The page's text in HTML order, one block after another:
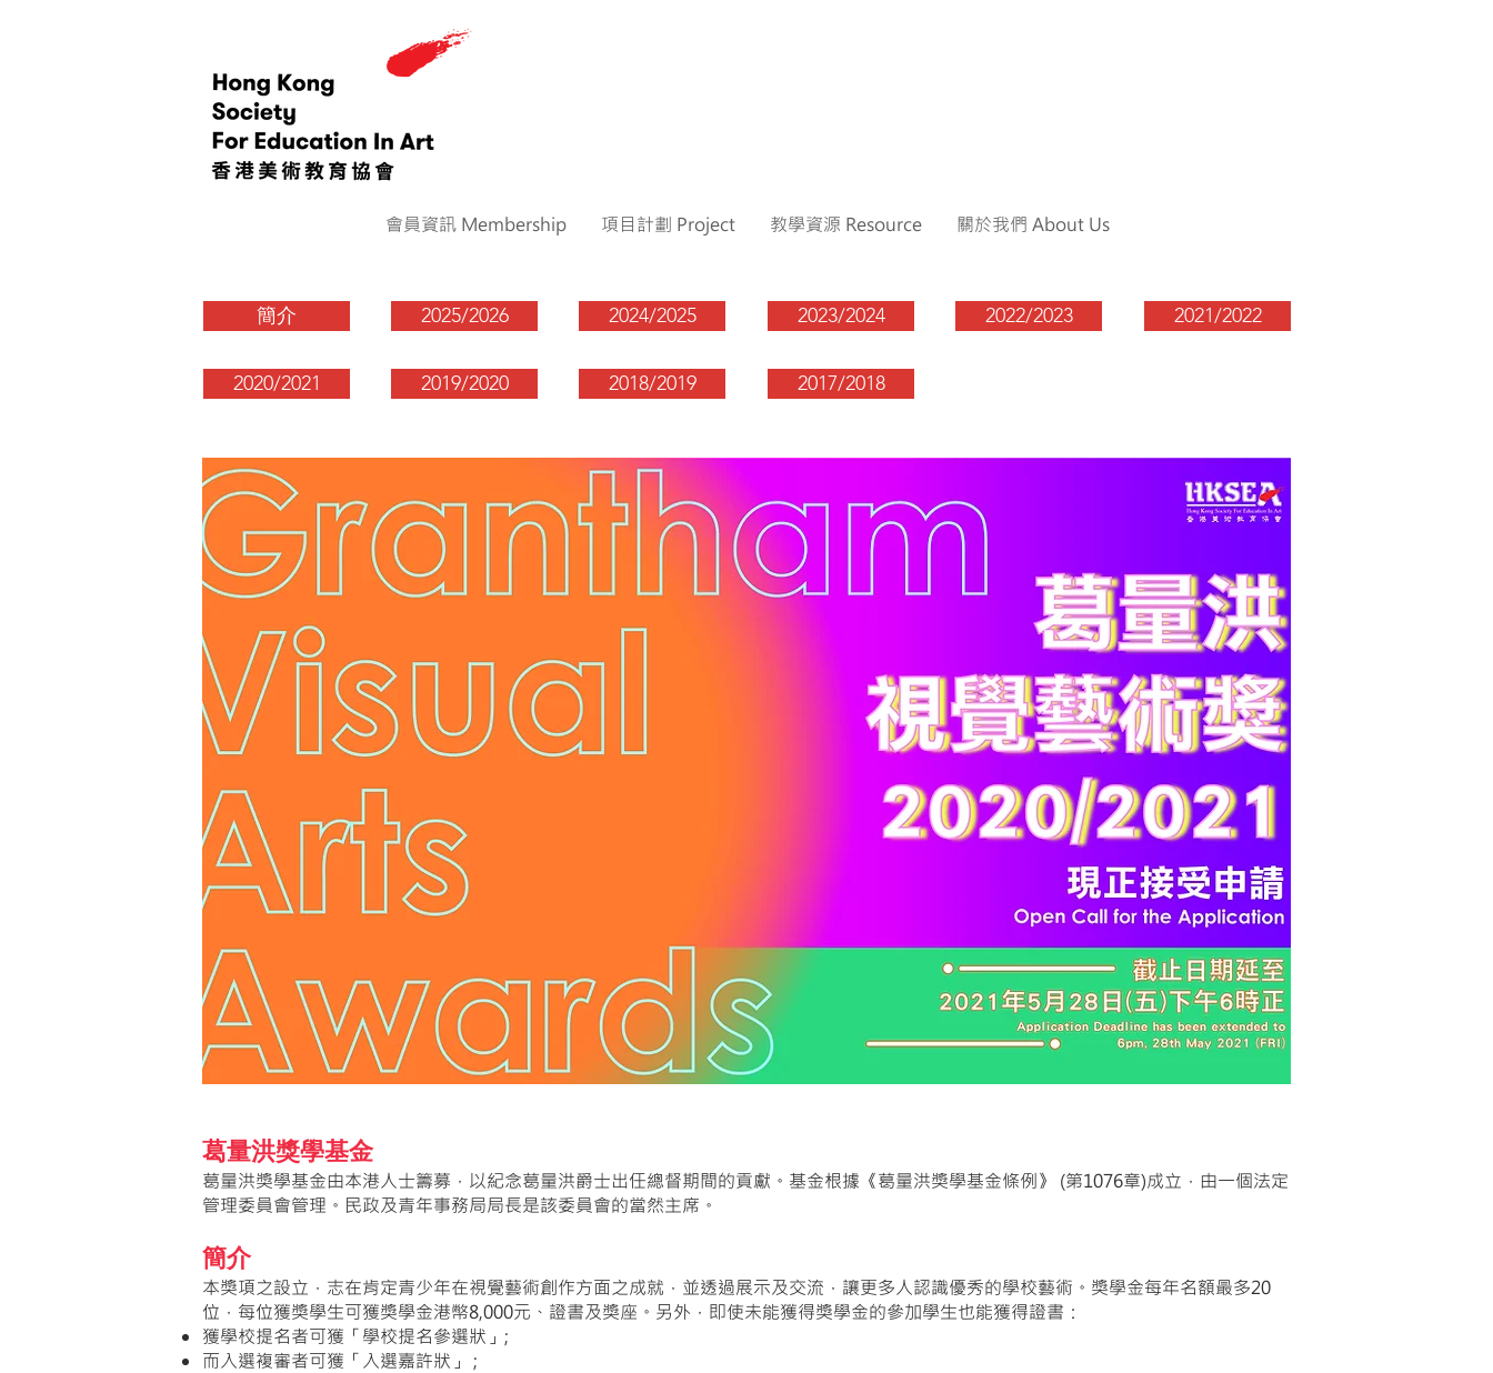
會員資訊 Membership 項目計劃 Project 教學資源 Resource 關於我們 About Us
簡介
2020/2021
2025/2026
2019/2020
2024/2025
2018/2019
2023/2024 2022/2023 2021/2022
2017/2018
葛量洪獎學基金
葛量洪獎學基金由本港人士籌募，以紀念葛量洪爵士出任總督期間的貢獻。基金根據《葛量洪獎學基金條例》 (第1076章)成立，由一個法定
管理委員會管理。民政及青年事務局局長是該委員會的當然主席。
簡介
本獎項之設立，志在肯定青少年在視覺藝術創作方面之成就，並透過展示及交流，讓更多人認識優秀的學校藝術。獎學金每年名額最多20
位，每位獲獎學生可獲獎學金港幣8,000元、證書及獎座。另外，即使未能獲得獎學金的參加學生也能獲得證書：
獲學校提名者可獲「學校提名參選狀」;
而入選複審者可獲「入選嘉許狀」 ;